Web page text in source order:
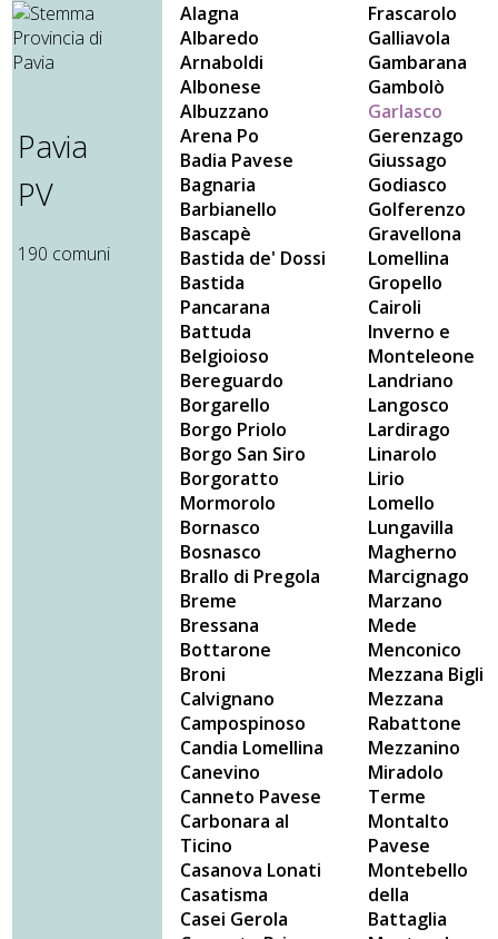
Pavia
PV
190 comuni
Alagna
Albaredo
Arnaboldi
Albonese
Albuzzano
Arena Po
Badia Pavese
Bagnaria
Barbianello
Bascapè
Bastida de' Dossi
Bastida
Pancarana
Battuda
Belgioioso
Bereguardo
Borgarello
Borgo Priolo
Borgo San Siro
Borgoratto
Mormorolo
Bornasco
Bosnasco
Brallo di Pregola
Breme
Bressana
Bottarone
Broni
Calvignano
Campospinoso
Candia Lomellina
Canevino
Canneto Pavese
Carbonara al
Ticino
Casanova Lonati
Casatisma
Casei Gerola
Frascarolo
Galliavola
Gambarana
Gambolò
Garlasco
Gerenzago
Giussago
Godiasco
Golferenzo
Gravellona
Lomellina
Gropello
Cairoli
Inverno e
Monteleone
Landriano
Langosco
Lardirago
Linarolo
Lirio
Lomello
Lungavilla
Magherno
Marcignago
Marzano
Mede
Menconico
Mezzana Bigli
Mezzana
Rabattone
Mezzanino
Miradolo
Terme
Montalto
Pavese
Montebello
della
Battaglia